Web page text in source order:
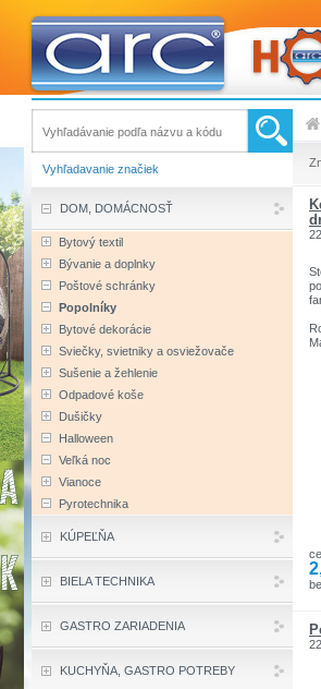
Vyhľadavanie značiek
DOM, DOMÁCNOSŤ
Bytový textil
Bývanie a doplnky
Poštové schránky
Popolníky
Bytové dekorácie
Sviečky, svietniky a osviežovače
Sušenie a žehlenie
Odpadové koše
Dušičky
Halloween
Veľká noc
Vianoce
Pyrotechnika
KÚPEĽŇA
BIELA TECHNIKA
GASTRO ZARIADENIA
KUCHYŇA, GASTRO POTREBY